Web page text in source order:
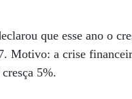
que esse ano o
Motivo: a crise
5%.